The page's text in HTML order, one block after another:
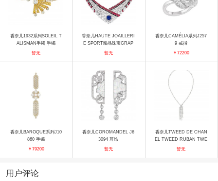
香奈儿1932系列SOLEIL T
ALISMAN手镯 手镯
暂无
香奈儿HAUTE JOAILLERI
E SPORT臻品珠宝GRAP
HIC LINE GRAPHIC LIN
暂无
香奈儿CAMÉLIA系列J257
9 戒指
￥72200
香奈儿BAROQUE系列J10
860 手镯
￥79200
香奈儿COROMANDEL J6
3094 耳饰
暂无
香奈儿TWEED DE CHAN
EL TWEED RUBAN TWE
ED PERLE项链 项链
暂无
用户评论